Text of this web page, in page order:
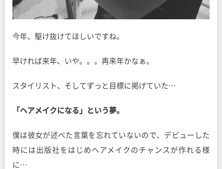
今年、駆け抜けてほしいですね。
早ければ来年、いや。。。再来年かなぁ。
スタイリスト、そしてずっと目標に掲げていた…
「ヘアメイクになる」という夢。
僕は彼女が述べた言葉を忘れていないので、デビューした
時には出版社をはじめヘアメイクのチャンスが作れる様
に…